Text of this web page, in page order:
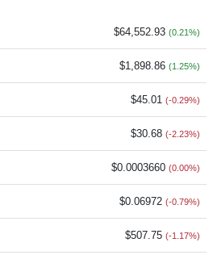
$64,552.93 (0.21%)
$1,898.86 (1.25%)
$45.01 (-0.29%)
$30.68 (-2.23%)
$0.0003660 (0.00%)
$0.06972 (-0.79%)
$507.75 (-1.17%)